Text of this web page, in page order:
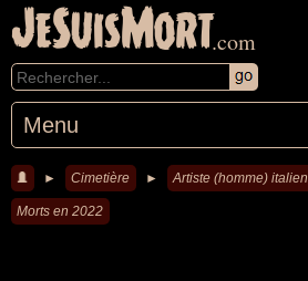
JeSuisMort.com
Menu
► Cimetière ► Artiste (homme) italien
Morts en 2022